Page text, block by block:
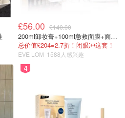
不知道是因为自己的习惯改了还
喜欢那种带薄荷涂起来凉凉的唇
样反光的。这款🍏味道还可以，
管是贵的还是便宜的，适合自己
£56.00 £140.00
200ml卸妆膏+100ml急救面膜+面霜+洁颜布
总价值£204=2.7折！闭眼冲这套！
EVE LOM 1588人感兴趣
4